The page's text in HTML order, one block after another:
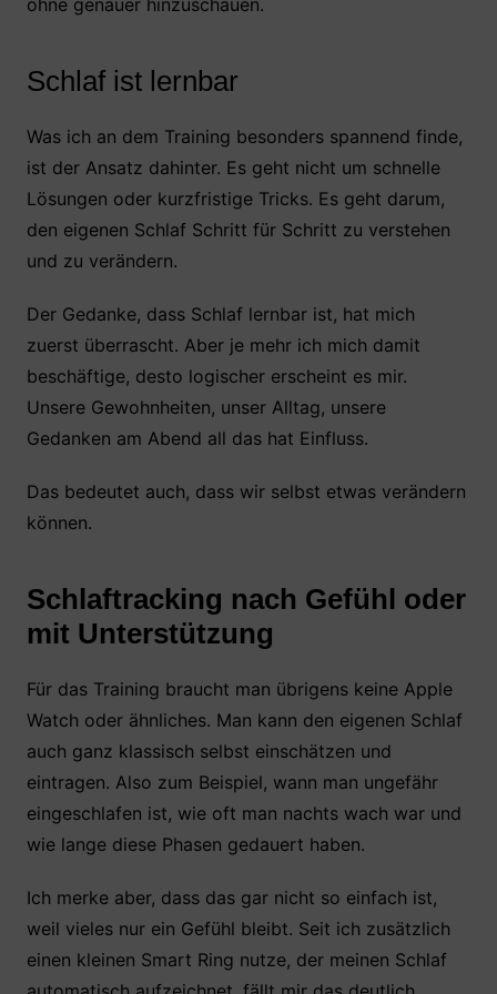
ohne genauer hinzuschauen.
Schlaf ist lernbar
Was ich an dem Training besonders spannend finde,
ist der Ansatz dahinter. Es geht nicht um schnelle
Lösungen oder kurzfristige Tricks. Es geht darum,
den eigenen Schlaf Schritt für Schritt zu verstehen
und zu verändern.
Der Gedanke, dass Schlaf lernbar ist, hat mich
zuerst überrascht. Aber je mehr ich mich damit
beschäftige, desto logischer erscheint es mir.
Unsere Gewohnheiten, unser Alltag, unsere
Gedanken am Abend all das hat Einfluss.
Das bedeutet auch, dass wir selbst etwas verändern
können.
Schlaftracking nach Gefühl oder
mit Unterstützung
Für das Training braucht man übrigens keine Apple
Watch oder ähnliches. Man kann den eigenen Schlaf
auch ganz klassisch selbst einschätzen und
eintragen. Also zum Beispiel, wann man ungefähr
eingeschlafen ist, wie oft man nachts wach war und
wie lange diese Phasen gedauert haben.
Ich merke aber, dass das gar nicht so einfach ist,
weil vieles nur ein Gefühl bleibt. Seit ich zusätzlich
einen kleinen Smart Ring nutze, der meinen Schlaf